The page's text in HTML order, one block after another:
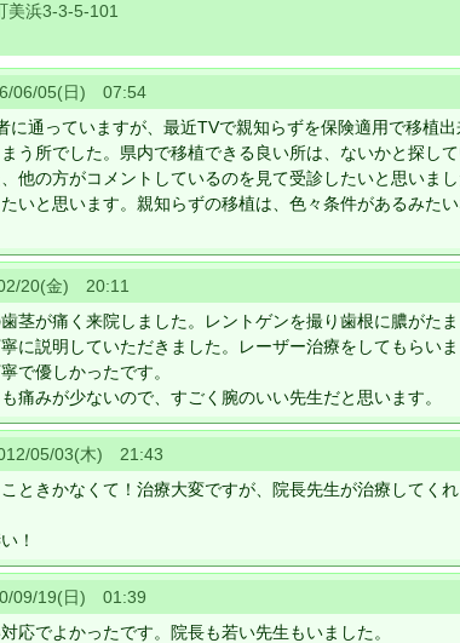
美浜3-3-5-101
06/05(日) 07:54
に通っていますが、最近TVで親知らずを保険適用で移植出
う所でした。県内で移植できる良い所は、ないかと探し
他の方がコメントしているのを見て受診したいと思いま
いと思います。親知らずの移植は、色々条件があるみた
20(金) 20:11
茎が痛く来院しました。レントゲンを撮り歯根に膿がた
に説明していただきました。レーザー治療をしてもらい
で優しかったです。
痛みが少ないので、すごく腕のいい先生だと思います。
05/03(木) 21:43
ときかなくて！治療大変ですが、院長先生が治療してく
！
09/19(日) 01:39
応でよかったです。院長も若い先生もいました。